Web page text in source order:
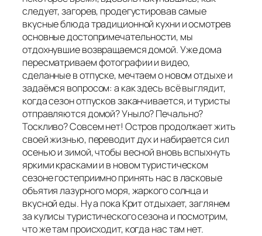
следует, загорев, продегустировав самые
вкусные блюда традиционной кухни и осмотрев
основные достопримечательности, мы
отдохнувшие возвращаемся домой. Уже дома
пересматриваем фотографии и видео,
сделанные в отпуске, мечтаем о новом отдыхе и
задаёмся вопросом: а как здесь всё выглядит,
когда сезон отпусков заканчивается, и туристы
отправляются домой? Уныло? Печально?
Тоскливо? Совсем нет! Остров продолжает жить
своей жизнью, переводит дух и набирается сил
осенью и зимой, чтобы весной вновь вспыхнуть
яркими красками и в новом туристическом
сезоне гостеприимно принять нас в ласковые
объятия лазурного моря, жаркого солнца и
вкусной еды. Ну а пока Крит отдыхает, заглянем
за кулисы туристического сезона и посмотрим,
что же там происходит, когда нас там нет.